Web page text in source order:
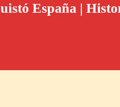
España |